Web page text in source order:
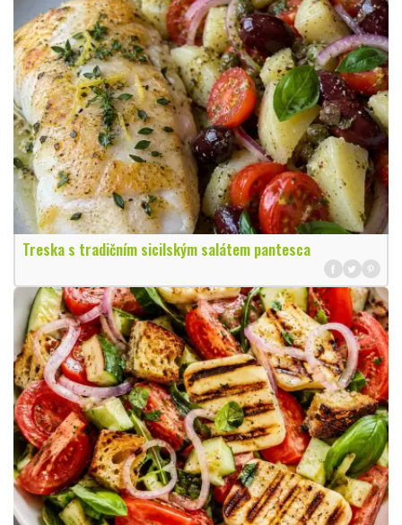
Treska s tradičním sicilským salátem pantesca